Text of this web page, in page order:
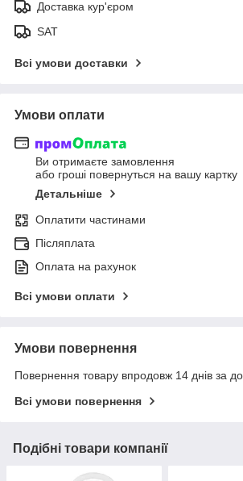
Доставка кур'єром
SAT
Всі умови доставки
Умови оплати
Ви отримаєте замовлення
або гроші повернуться на вашу картку
Детальніше
Оплатити частинами
Післяплата
Оплата на рахунок
Всі умови оплати
Умови повернення
Повернення товару впродовж 14 днів за
Всі умови повернення
Подібні товари компанії